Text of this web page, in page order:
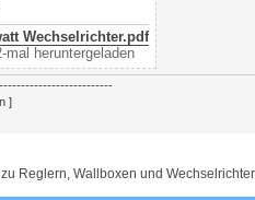
Wechselrichter.pdf
mal heruntergeladen
]
Reglern, Wallboxen und